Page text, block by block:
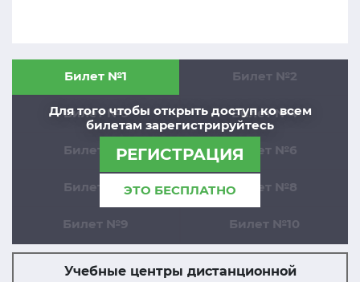
Для того чтобы открыть доступ ко всем
билетам зарегистрируйтесь
РЕГИСТРАЦИЯ
ЭТО БЕСПЛАТНО
Билет №1 Билет №2
Билет №3 Билет №4
Билет №5 Билет №6
Билет №7 Билет №8
Билет №9 Билет №10
Учебные центры дистанционной